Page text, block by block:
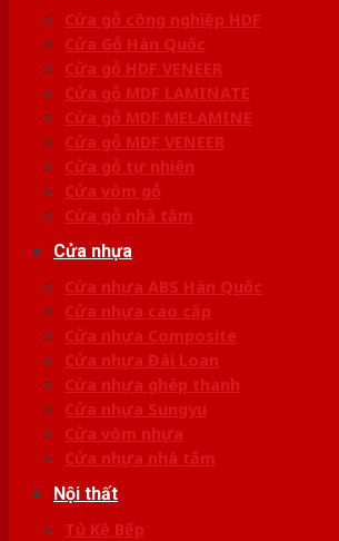
Cửa gỗ công nghiệp HDF
Cửa Gỗ Hàn Quốc
Cửa gỗ HDF VENEER
Cửa gỗ MDF LAMINATE
Cửa gỗ MDF MELAMINE
Cửa gỗ MDF VENEER
Cửa gỗ tự nhiên
Cửa vòm gỗ
Cửa gỗ nhà tắm
Cửa nhựa
Cửa nhựa ABS Hàn Quốc
Cửa nhựa cao cấp
Cửa nhựa Composite
Cửa nhựa Đài Loan
Cửa nhựa ghép thanh
Cửa nhựa Sungyu
Cửa vòm nhựa
Cửa nhựa nhà tắm
Nội thất
Tủ Kệ Bếp